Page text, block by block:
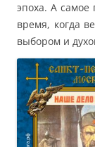
эпоха. А самое
время, когда
выбором и